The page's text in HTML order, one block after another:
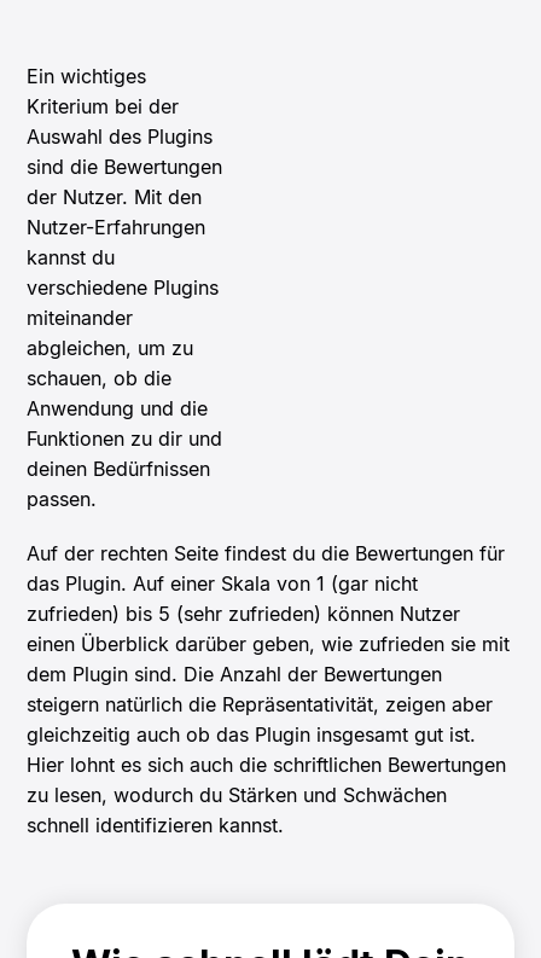
Ein wichtiges
Kriterium bei der
Auswahl des Plugins
sind die Bewertungen
der Nutzer. Mit den
Nutzer-Erfahrungen
kannst du
verschiedene Plugins
miteinander
abgleichen, um zu
schauen, ob die
Anwendung und die
Funktionen zu dir und
deinen Bedürfnissen
passen.
Auf der rechten Seite findest du die Bewertungen für
das Plugin. Auf einer Skala von 1 (gar nicht
zufrieden) bis 5 (sehr zufrieden) können Nutzer
einen Überblick darüber geben, wie zufrieden sie mit
dem Plugin sind. Die Anzahl der Bewertungen
steigern natürlich die Repräsentativität, zeigen aber
gleichzeitig auch ob das Plugin insgesamt gut ist.
Hier lohnt es sich auch die schriftlichen Bewertungen
zu lesen, wodurch du Stärken und Schwächen
schnell identifizieren kannst.